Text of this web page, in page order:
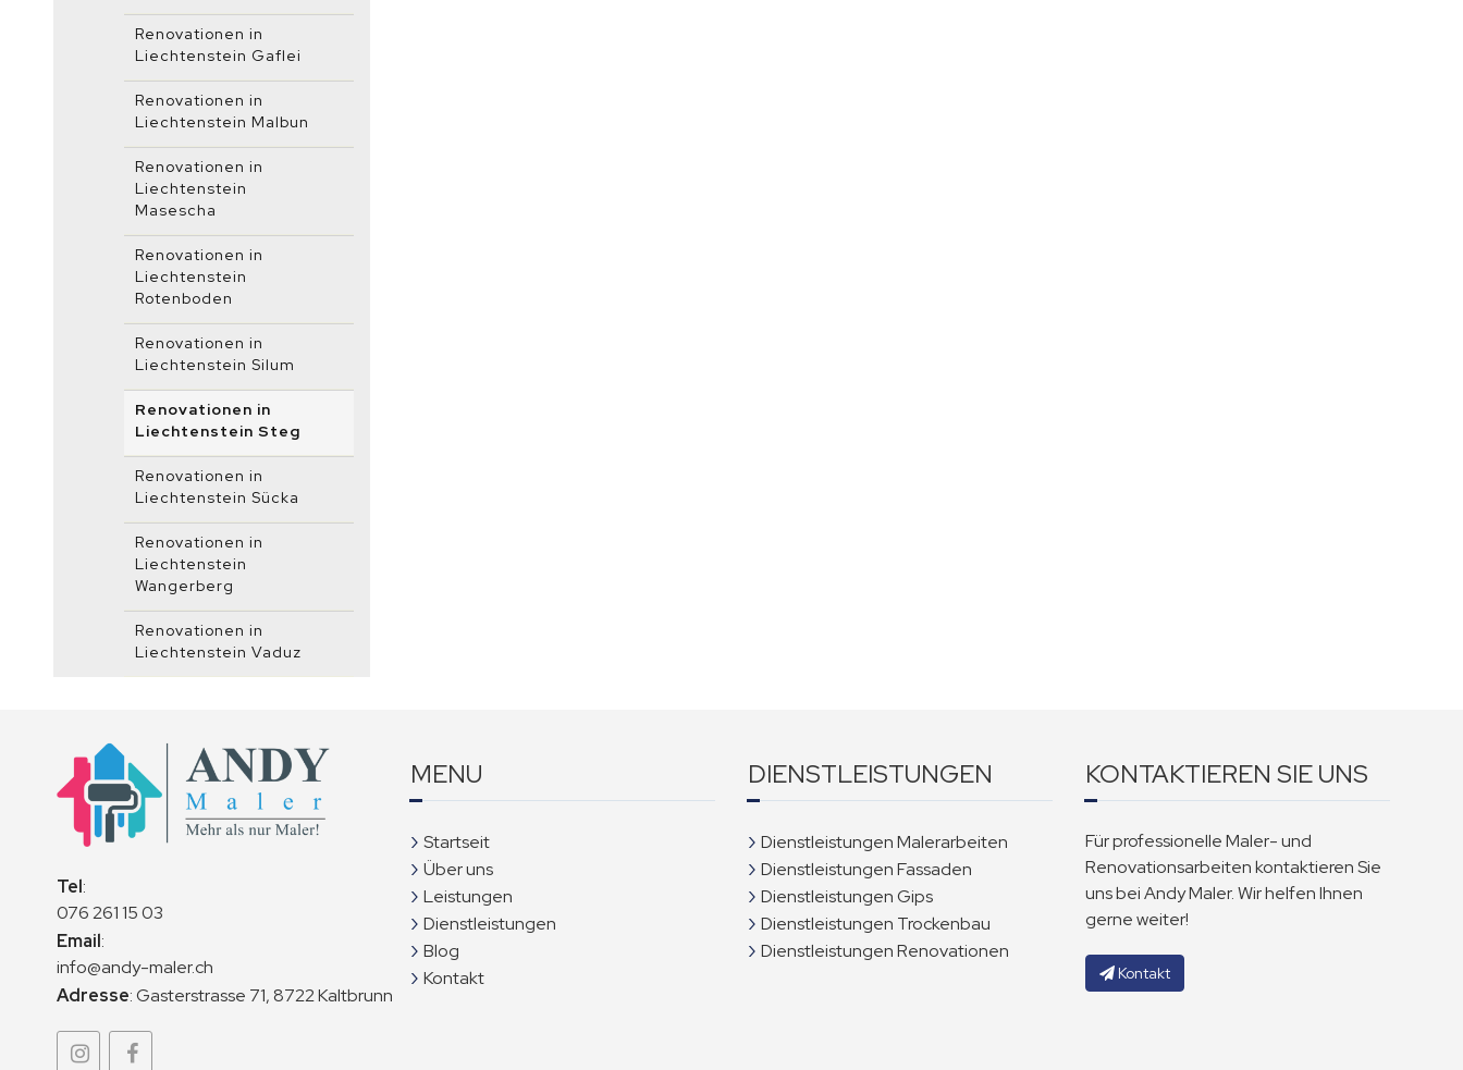
Renovationen in
Liechtenstein Gaflei
Renovationen in
Liechtenstein Malbun
Renovationen in
Liechtenstein
Masescha
Renovationen in
Liechtenstein
Rotenboden
Renovationen in
Liechtenstein Silum
Renovationen in
Liechtenstein Steg
Renovationen in
Liechtenstein Sücka
Renovationen in
Liechtenstein
Wangerberg
Renovationen in
Liechtenstein Vaduz
Tel:
076 261 15 03
Email:
info@andy-maler.ch
Adresse:Gasterstrasse 71, 8722 Kaltbrunn
MENU
Startseit
Über uns
Leistungen
Dienstleistungen
Blog
Kontakt
DIENSTLEISTUNGEN
Dienstleistungen Malerarbeiten
Dienstleistungen Fassaden
Dienstleistungen Gips
Dienstleistungen Trockenbau
Dienstleistungen Renovationen
KONTAKTIEREN SIE UNS
Für professionelle Maler- und
Renovationsarbeiten kontaktieren Sie
uns bei Andy Maler. Wir helfen Ihnen
gerne weiter!
Kontakt